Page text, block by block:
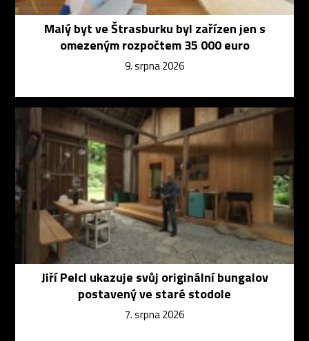
Malý byt ve Štrasburku byl zařízen jen s
omezeným rozpočtem 35 000 euro
9. srpna 2026
Jiří Pelcl ukazuje svůj originální bungalov
postavený ve staré stodole
7. srpna 2026